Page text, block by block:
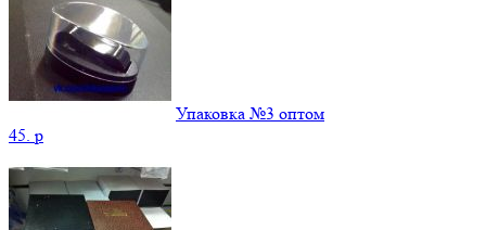
Упаковка №3 оптом
45. p